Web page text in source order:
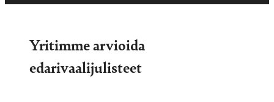
Yritimme arvioida
edarivaalijulisteet